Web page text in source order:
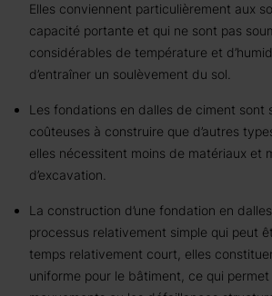
Elles conviennent particulièrement aux
capacité portante et qui ne sont pas
considérables de température et
d’entraîner un soulèvement du sol.
Les fondations en dalles de ciment sont
coûteuses à construire que d’autres
elles nécessitent moins de matériaux et
d’excavation.
La construction d’une fondation en
processus relativement simple qui peut
temps relativement court, elles
uniforme pour le bâtiment, ce qui permet